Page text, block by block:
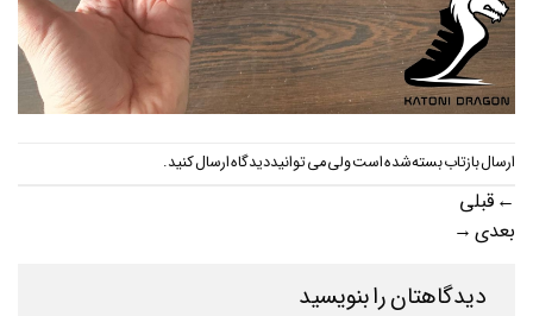
ارسال بازتاب بسته شده است ولی می توانیددیدگاه ارسال کنید.
← قبلی
بعدی →
دیدگاهتان را بنویسید